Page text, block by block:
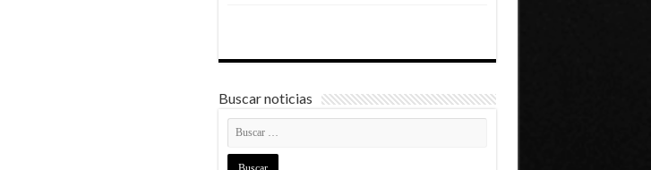
Buscar noticias